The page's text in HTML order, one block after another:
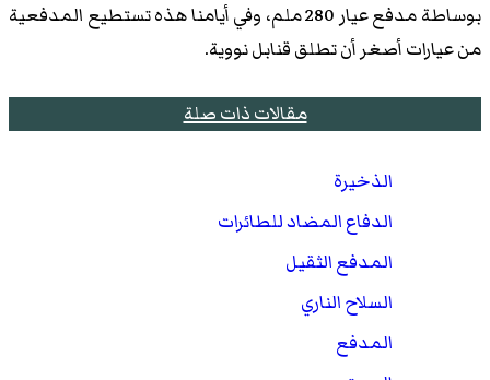
بوساطة مدفع عيار 280 ملم، وفي أيامنا هذه تستطيع المدفعية
من عيارات أصغر أن تطلق قنابل نووية.
مقالات ذات صلة
الذخيرة
الدفاع المضاد للطائرات
المدفع الثقيل
السلاح الناري
المدفع